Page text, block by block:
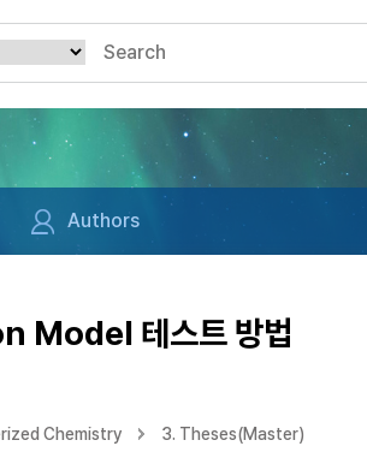
Authors
Model 테스트 방법
Chemistry 3. Theses(Master)